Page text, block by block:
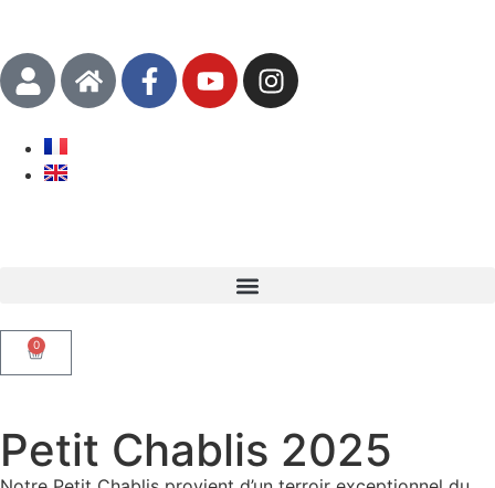
0
Petit Chablis 2025